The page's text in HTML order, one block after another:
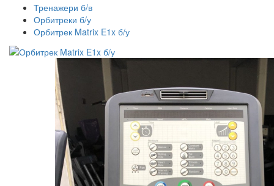
Тренажери б/в
Орбитреки б/у
Орбитрек Matrix E1x б/у